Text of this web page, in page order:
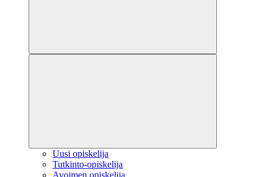
Uusi opiskelija
Tutkinto-opiskelija
Avoimen opiskelija